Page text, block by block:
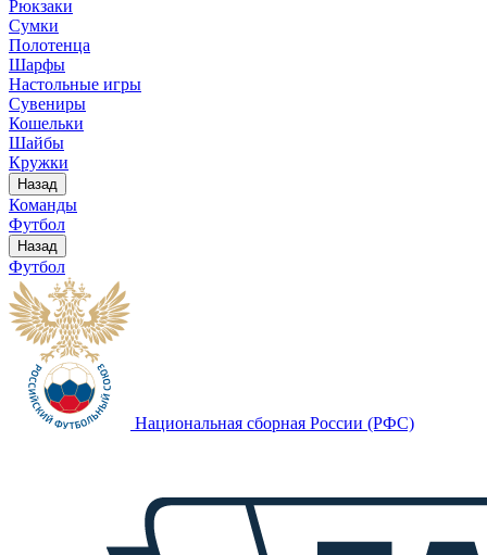
Рюкзаки
Сумки
Полотенца
Шарфы
Настольные игры
Сувениры
Кошельки
Шайбы
Кружки
Назад
Команды
Футбол
Назад
Футбол
Национальная сборная России (РФС)